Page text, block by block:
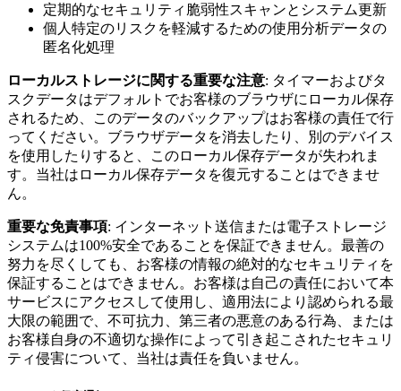
定期的なセキュリティ脆弱性スキャンとシステム更新
個人特定のリスクを軽減するための使用分析データの
匿名化処理
ローカルストレージに関する重要な注意: タイマーおよびタ
スクデータはデフォルトでお客様のブラウザにローカル保存
されるため、このデータのバックアップはお客様の責任で行
ってください。ブラウザデータを消去したり、別のデバイス
を使用したりすると、このローカル保存データが失われま
す。当社はローカル保存データを復元することはできませ
ん。
重要な免責事項: インターネット送信または電子ストレージ
システムは100%安全であることを保証できません。最善の
努力を尽くしても、お客様の情報の絶対的なセキュリティを
保証することはできません。お客様は自己の責任において本
サービスにアクセスして使用し、適用法により認められる最
大限の範囲で、不可抗力、第三者の悪意のある行為、または
お客様自身の不適切な操作によって引き起こされたセキュリ
ティ侵害について、当社は責任を負いません。